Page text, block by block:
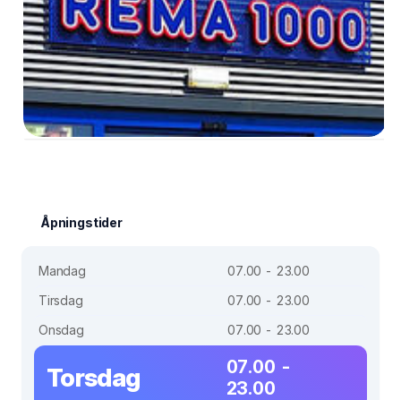
Åpningstider
Mandag
07.00 - 23.00
Tirsdag
07.00 - 23.00
Onsdag
07.00 - 23.00
Torsdag
07.00 -
23.00